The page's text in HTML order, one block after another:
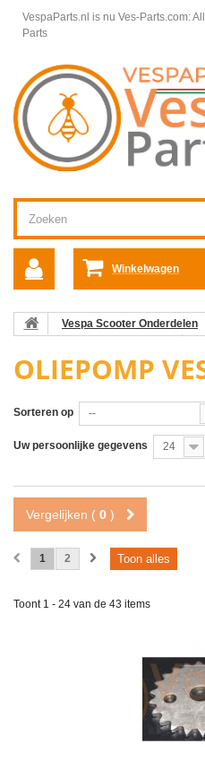
VespaParts.nl is nu Ves-Parts.com:
Parts
Winkelwagen
Vespa Scooter Onderdelen
Oliepomp Vespa GTS
OLIEPOMP
Sorteren op --
Uw persoonlijke gegevens 24
Vergelijken ( 0 )
Toon alles
1 2
Toont 1 - 24 van de 43 items